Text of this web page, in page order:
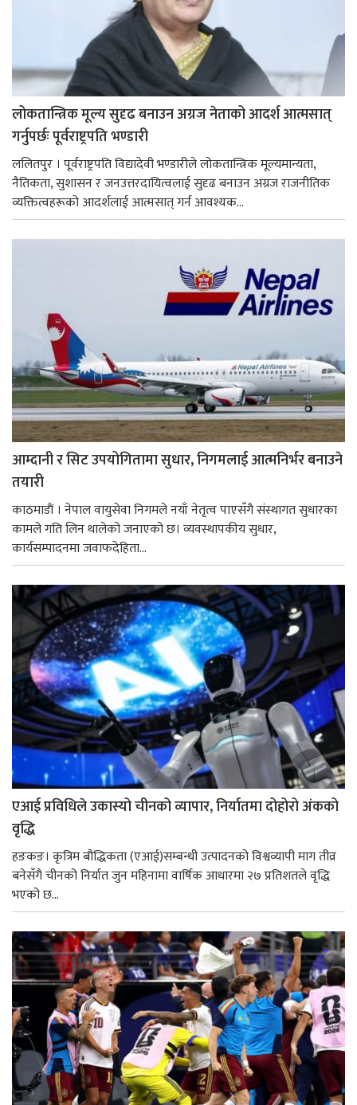
लोकतान्त्रिक मूल्य सुदृढ बनाउन अग्रज नेताको आदर्श आत्मसात्
गर्नुपर्छः पूर्वराष्ट्रपति भण्डारी
ललितपुर । पूर्वराष्ट्रपति विद्यादेवी भण्डारीले लोकतान्त्रिक मूल्यमान्यता,
नैतिकता, सुशासन र जनउत्तरदायित्वलाई सुदृढ बनाउन अग्रज राजनीतिक
व्यक्तित्वहरूको आदर्शलाई आत्मसात् गर्न आवश्यक...
आम्दानी र सिट उपयोगितामा सुधार, निगमलाई आत्मनिर्भर बनाउने
तयारी
काठमाडाैं । नेपाल वायुसेवा निगमले नयाँ नेतृत्व पाएसँगै संस्थागत सुधारका
कामले गति लिन थालेको जनाएको छ। व्यवस्थापकीय सुधार,
कार्यसम्पादनमा जवाफदेहिता...
एआई प्रविधिले उकास्यो चीनको व्यापार, निर्यातमा दोहोरो अंकको
वृद्धि
हङकङ। कृत्रिम बौद्धिकता (एआई)सम्बन्धी उत्पादनको विश्वव्यापी माग तीव्र
बनेसँगै चीनको निर्यात जुन महिनामा वार्षिक आधारमा २७ प्रतिशतले वृद्धि
भएको छ...